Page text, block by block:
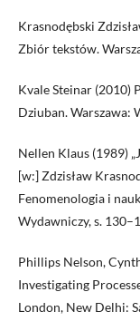
Krasnodębski
Zbiór tekstów.
Kvale Steinar (2010)
Dziuban. Warszawa:
Nellen Klaus (1989)
[w:] Zdzisław
Fenomenologia i
Wydawniczy, s.
Phillips Nelson,
Investigating
London, New Delhi: